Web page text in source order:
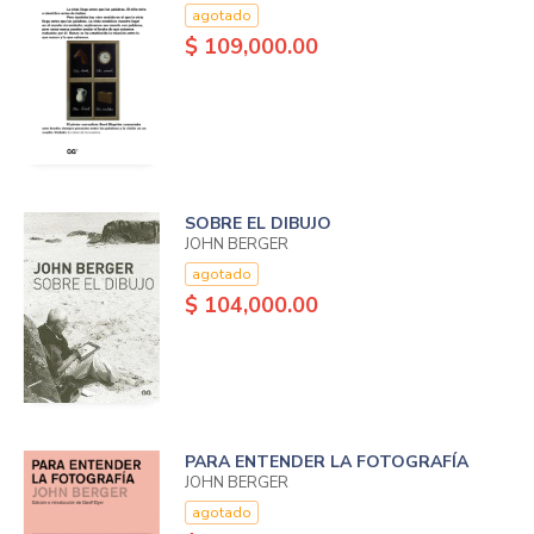
agotado
$ 109,000.00
SOBRE EL DIBUJO
JOHN BERGER
agotado
$ 104,000.00
PARA ENTENDER LA FOTOGRAFÍA
JOHN BERGER
agotado